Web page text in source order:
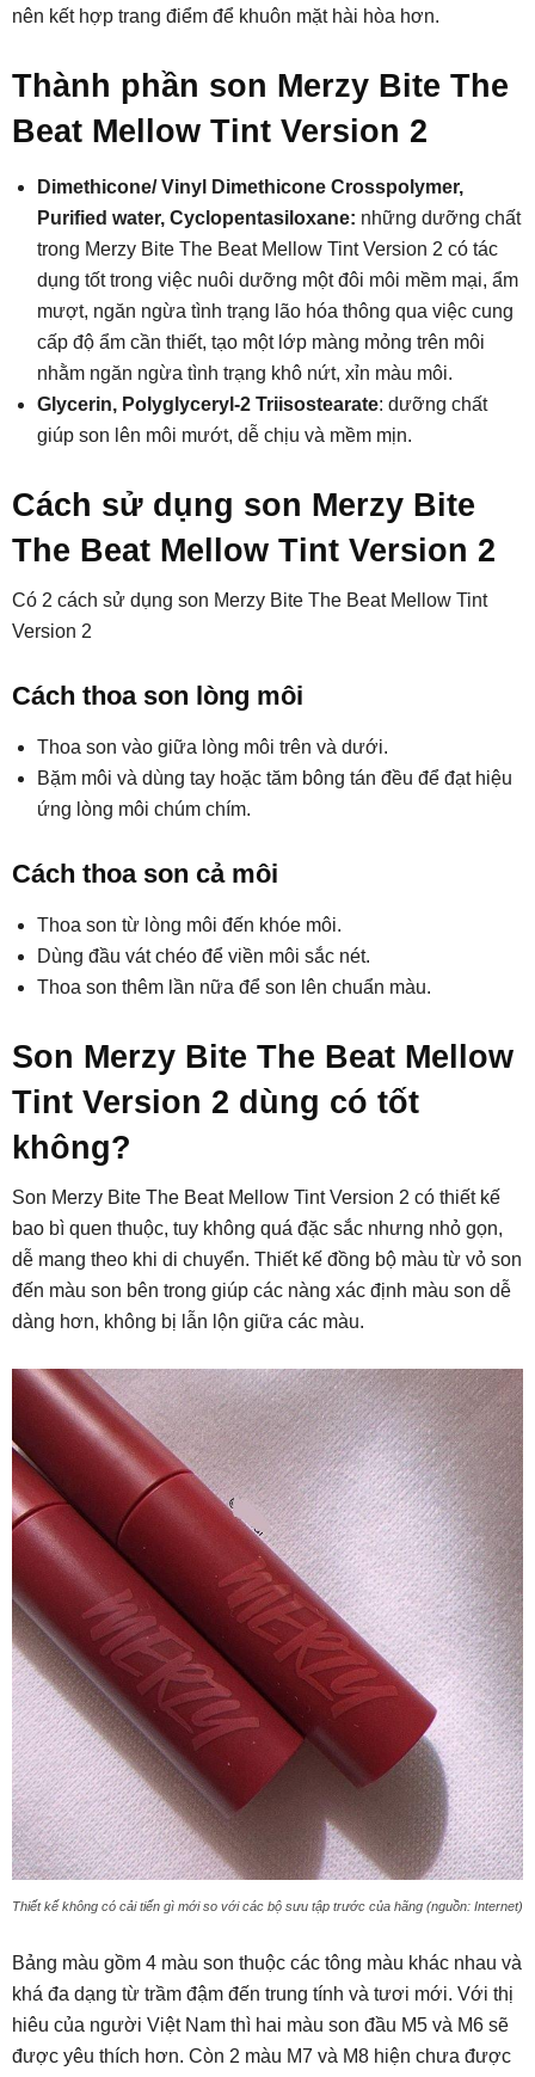
nên kết hợp trang điểm để khuôn mặt hài hòa hơn.
Thành phần son Merzy Bite The
Beat Mellow Tint Version 2
Dimethicone/ Vinyl Dimethicone Crosspolymer,
Purified water, Cyclopentasiloxane: những dưỡng chất
trong Merzy Bite The Beat Mellow Tint Version 2 có tác
dụng tốt trong việc nuôi dưỡng một đôi môi mềm mại, ẩm
mượt, ngăn ngừa tình trạng lão hóa thông qua việc cung
cấp độ ẩm cần thiết, tạo một lớp màng mỏng trên môi
nhằm ngăn ngừa tình trạng khô nứt, xỉn màu môi.
Glycerin, Polyglyceryl-2 Triisostearate: dưỡng chất
giúp son lên môi mướt, dễ chịu và mềm mịn.
Cách sử dụng son Merzy Bite
The Beat Mellow Tint Version 2
Có 2 cách sử dụng son Merzy Bite The Beat Mellow Tint
Version 2
Cách thoa son lòng môi
Thoa son vào giữa lòng môi trên và dưới.
Bặm môi và dùng tay hoặc tăm bông tán đều để đạt hiệu
ứng lòng môi chúm chím.
Cách thoa son cả môi
Thoa son từ lòng môi đến khóe môi.
Dùng đầu vát chéo để viền môi sắc nét.
Thoa son thêm lần nữa để son lên chuẩn màu.
Son Merzy Bite The Beat Mellow
Tint Version 2 dùng có tốt
không?
Son Merzy Bite The Beat Mellow Tint Version 2 có thiết kế
bao bì quen thuộc, tuy không quá đặc sắc nhưng nhỏ gọn,
dễ mang theo khi di chuyển. Thiết kế đồng bộ màu từ vỏ son
đến màu son bên trong giúp các nàng xác định màu son dễ
dàng hơn, không bị lẫn lộn giữa các màu.
Thiết kế không có cải tiến gì mới so với các bộ sưu tập trước của hãng (nguồn: Internet)
Bảng màu gồm 4 màu son thuộc các tông màu khác nhau và
khá đa dạng từ trầm đậm đến trung tính và tươi mới. Với thị
hiêu của người Việt Nam thì hai màu son đầu M5 và M6 sẽ
được yêu thích hơn. Còn 2 màu M7 và M8 hiện chưa được